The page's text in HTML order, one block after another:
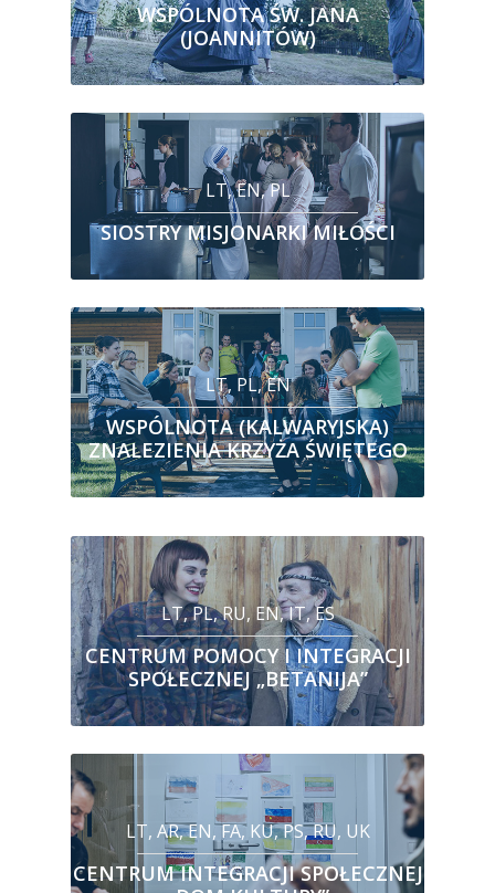
WSPÓLNOTA ŚW. JANA
(JOANNITÓW)
LT, EN, PL
SIOSTRY MISJONARKI MIŁOŚCI
LT, PL, EN
WSPÓLNOTA (KALWARYJSKA)
ZNALEZIENIA KRZYŻA ŚWIĘTEGO
LT, PL, RU, EN, IT, ES
CENTRUM POMOCY I INTEGRACJI
SPOŁECZNEJ „BETANIJA”
LT, AR, EN, FA, KU, PS, RU, UK
CENTRUM INTEGRACJI SPOŁECZNEJ